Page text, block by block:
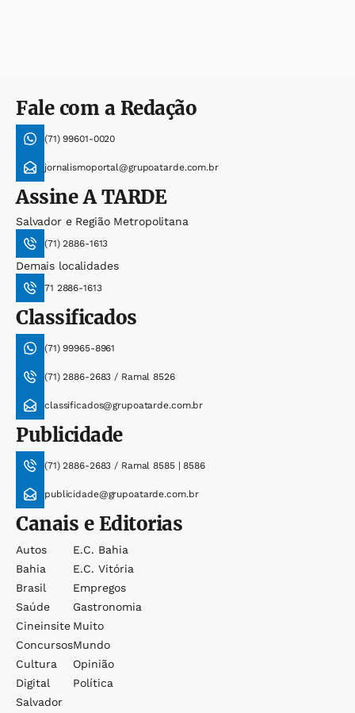
Fale com a Redação
(71) 99601-0020
jornalismoportal@grupoatarde.com.br
AssineA TARDE
Salvador e Região Metropolitana
(71) 2886-1613
Demais localidades
71 2886-1613
Classificados
(71) 99965-8961
(71) 2886-2683 / Ramal 8526
classificados@grupoatarde.com.br
Publicidade
(71) 2886-2683 / Ramal 8585 | 8586
publicidade@grupoatarde.com.br
Canais e Editorias
Autos
Bahia
Brasil
Saúde
Cineinsite
Concursos
Cultura
Digital
Salvador
E.c. Bahia
E.c. Vitória
Empregos
Gastronomia
Muito
Mundo
Opinião
Política